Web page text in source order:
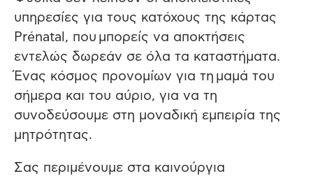
υπηρεσίες για τους κατόχους της κάρτας
Prénatal, που μπορείς να αποκτήσεις
εντελώς δωρεάν σε όλα τα καταστήματα.
Ένας κόσμος προνομίων για τη μαμά του
σήμερα και του αύριο, για να τη
συνοδεύσουμε στη μοναδική εμπειρία της
μητρότητας.
Σας περιμένουμε στα καινούργια